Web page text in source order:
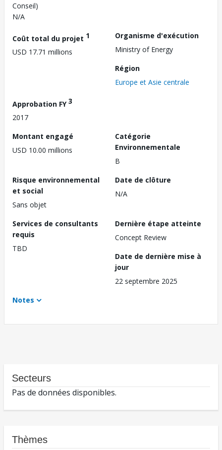
Conseil)
N/A
Coût total du projet 1
USD 17.71 millions
Organisme d'exécution
Ministry of Energy
Région
Europe et Asie centrale
Approbation FY3
2017
Montant engagé
USD 10.00 millions
Catégorie
Environnementale
B
Risque environnemental
et social
Sans objet
Date de clôture
N/A
Services de consultants
requis
TBD
Dernière étape atteinte
Concept Review
Date de dernière mise à
jour
22 septembre 2025
Notes
Secteurs
Pas de données disponibles.
Thèmes